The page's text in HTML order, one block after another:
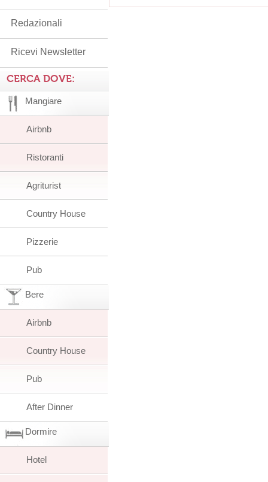
Redazionali
Ricevi Newsletter
CERCA DOVE:
Mangiare
Airbnb
Ristoranti
Agriturist
Country House
Pizzerie
Pub
Bere
Airbnb
Country House
Pub
After Dinner
Dormire
Hotel